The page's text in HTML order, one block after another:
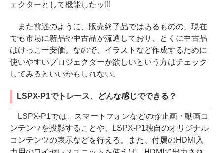
ェクターとして機能したッ!!!
また前述のように、販売終了品ではあるものの、現在
でも市場に新品や中古品が流通しており、とくに中古品
はけっこー安価。なので、イラストなど作成するために
使いやすいプロジェクターが欲しいという方はチェック
してみるといいかもしれない。
LSPX-P1でトレース、どんな感じでできる？
LSPX-P1では、スマートフォンなどの静止画・動画コ
ンテンツを投影することや、LSPX-P1独自のオリジナル
コンテンツの表示などを行える。また、付属のHDMI入